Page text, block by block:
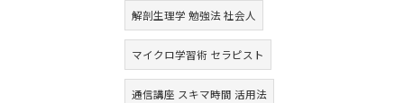
解剖生理学 勉強法 社会人
マイクロ学習術 セラピスト
通信講座 スキマ時間 活用法